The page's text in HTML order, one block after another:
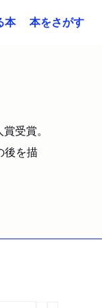
本 本をさがす
受賞。
後を描